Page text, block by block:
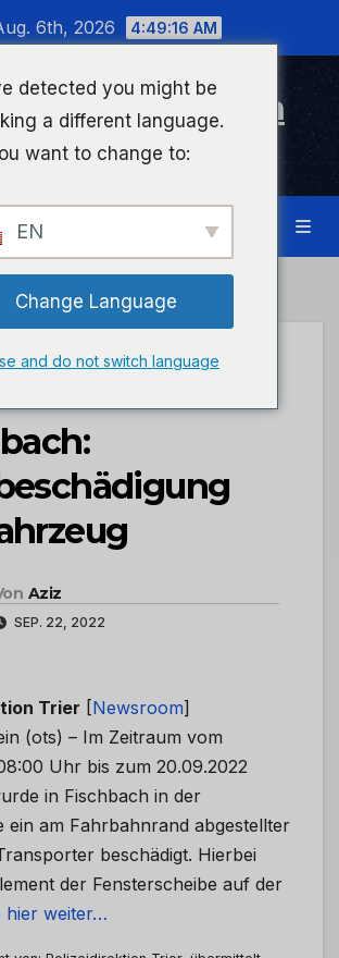
6th, 2026 4:49:16 AM
Bad Kreuznach
für Bad Kreuznach
Aziz
SEP. 22, 2022
Trier [Newsroom]
(ots) – Im Zeitraum vom
Uhr bis zum 20.09.2022
in Fischbach in der
ein am Fahrbahnrand abgestellter
beschädigt. Hierbei
der Fensterscheibe auf der
hier weiter…
detected you might be
a different language.
want to change to:
EN
Change Language
and do not switch language